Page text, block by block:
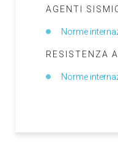
AGENTI
Norme
RESISTENZA
Norme